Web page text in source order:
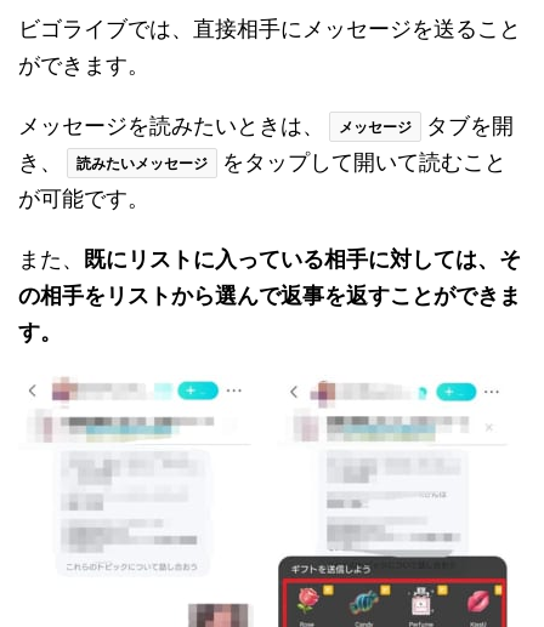
ビゴライブでは、直接相手にメッセージを送ること
ができます。
メッセージを読みたいときは、 メッセージ
タブを開
き、
読みたいメッセージ
をタップして開いて読むこと
が可能です。
また、
既にリストに入っている相手に対しては、そ
の相手をリストから選んで返事を返すことができま
す。